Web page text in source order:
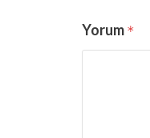
Yorum *